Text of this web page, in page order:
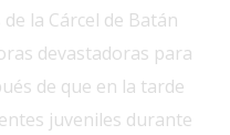
la Cárcel de Batán
devastadoras para
de que en la tarde
juveniles durante